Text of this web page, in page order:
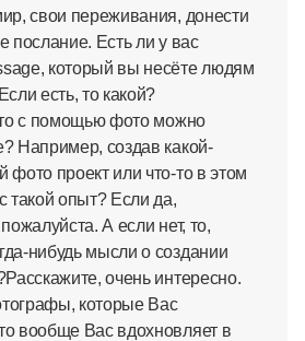
свои переживания, донести
послание. Есть ли у вас
который вы несёте людям
есть, то какой?
с помощью фото можно
Например, создав какой-
фото проект или что-то в этом
такой опыт? Если да,
А если нет, то,
нибудь мысли о создании
очень интересно.
которые Вас
вообще Вас вдохновляет в